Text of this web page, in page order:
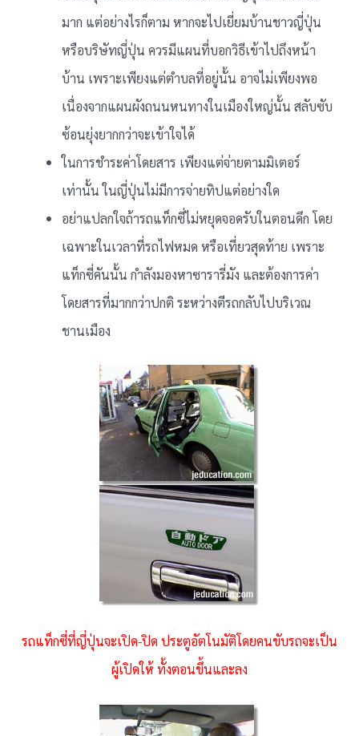
มาก แต่อย่างไรก็ตาม หากจะไปเยี่ยมบ้านชาวญี่ปุ่น
หรือบริษัทญี่ปุ่น ควรมีแผนที่บอกวิธีเข้าไปถึงหน้า
บ้าน เพราะเพียงแต่ตำบลที่อยู่นั้น อาจไม่เพียงพอ
เนื่องจากแผนผังถนนหนทางในเมืองใหญ่นั้น สลับซับ
ซ้อนยุ่งยากกว่าจะเข้าใจได้
ในการชำระค่าโดยสาร เพียงแต่จ่ายตามมิเตอร์
เท่านั้น ในญี่ปุ่นไม่มีการจ่ายทิปแต่อย่างใด
อย่าแปลกใจถ้ารถแท็กซี่ไม่หยุดจอดรับในตอนดึก โดย
เฉพาะในเวลาที่รถไฟหมด หรือเที่ยวสุดท้าย เพราะ
แท็กซี่คันนั้น กำลังมองหาซารารี่มัง และต้องการค่า
โดยสารที่มากกว่าปกติ ระหว่างตีรถกลับไปบริเวณ
ชานเมือง
รถแท็กซี่ที่ญี่ปุ่นจะเปิด-ปิด ประตูอัตโนมัติโดยคนขับรถจะเป็น
ผู้เปิดให้ ทั้งตอนขึ้นและลง